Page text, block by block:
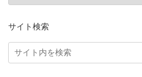
サイト検索